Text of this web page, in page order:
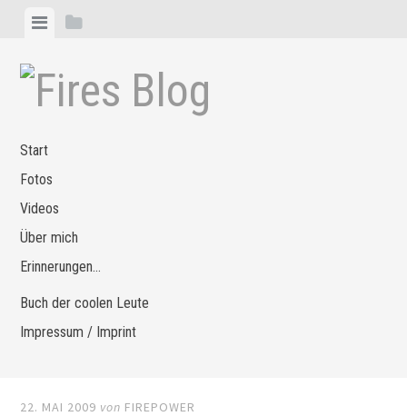
Zum
springen
MenüSeitenleiste
Start
Fotos
Videos
Über mich
Erinnerungen…
Buch der coolen Leute
Impressum / Imprint
22. MAI 2009 von FIREPOWER